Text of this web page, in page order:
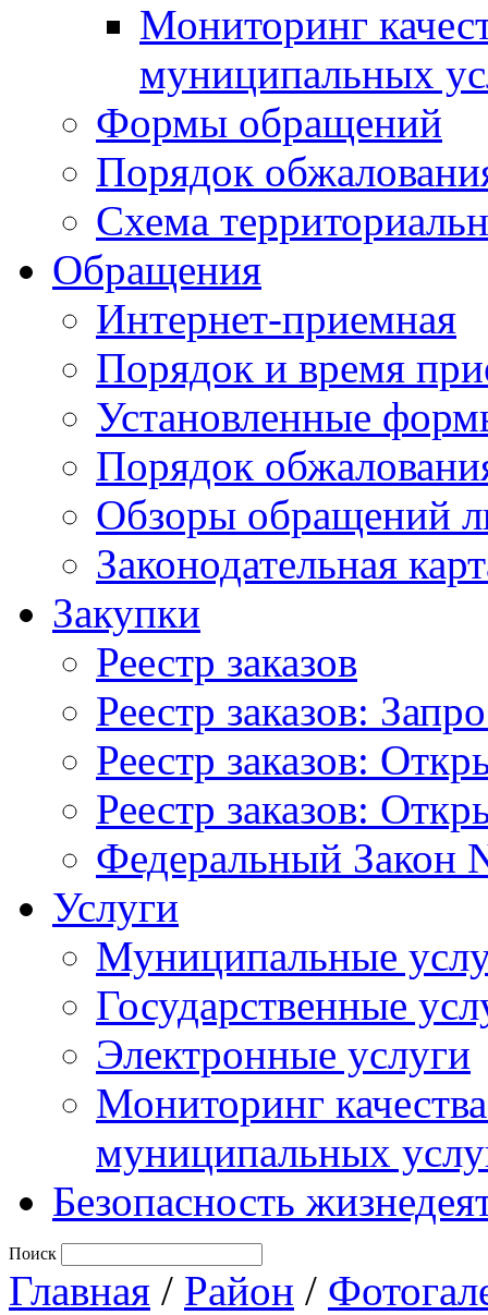
Мониторинг
муниципальных
Формы обращений
Порядок
Схема
Обращения
Интернет-приемная
Порядок и время
Установленные
Порядок
Обзоры обращений
Законодательная
Закупки
Реестр заказов
Реестр заказов:
Реестр заказов:
Реестр заказов:
Федеральный Закон
Услуги
Муниципальные
Государственные
Электронные услуги
Мониторинг
муниципальных
Безопасность
Поиск
Главная / Район /